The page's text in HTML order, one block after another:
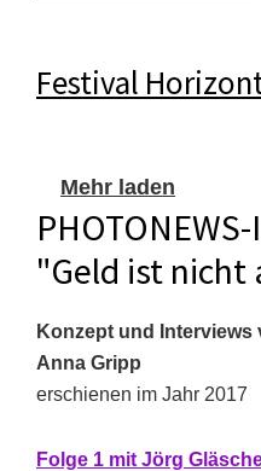
Festival
Mehr laden
"Geld ist nicht
Konzept und Interviews
Anna Gripp
erschienen im Jahr 2017
Folge 1 mit Jörg